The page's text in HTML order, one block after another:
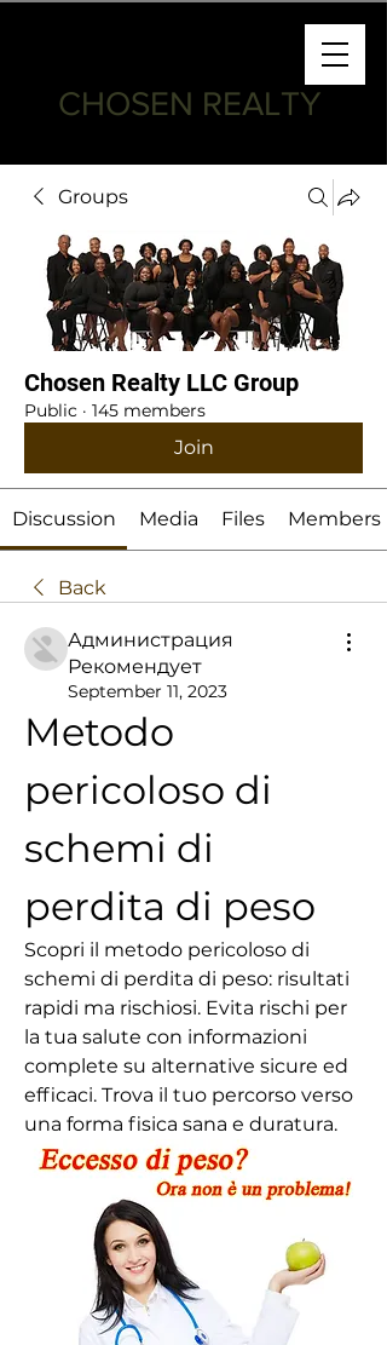
CHOSEN REALTY
Groups
Chosen Realty LLC Group
Public · 145 members
Join
Discussion Media Files Members
Back
Администрация
Рекомендует
September 11, 2023
Metodo
pericoloso di
schemi di
perdita di peso
Scopri il metodo pericoloso di
schemi di perdita di peso: risultati
rapidi ma rischiosi. Evita rischi per
la tua salute con informazioni
complete su alternative sicure ed
efficaci. Trova il tuo percorso verso
una forma fisica sana e duratura.